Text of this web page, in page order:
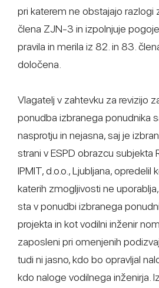
pri katerem ne obstajajo razlogi
člena ZJN-3 in izpolnjuje
pravila in merila iz 82. in 83.
določena.
Vlagatelj v zahtevku za revizijo
ponudba izbranega ponudnika
nasprotju in nejasna, saj je
strani v ESPD obrazcu subjekta
IPMIT, d.o.o., Ljubljana, opredelil
katerih zmogljivosti ne
sta v ponudbi izbranega
projekta in kot vodilni inženir
zaposleni pri omenjenih
tudi ni jasno, kdo bo opravljal
kdo naloge vodilnega inženirja.